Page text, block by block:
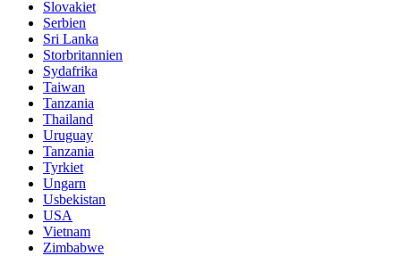
Slovakiet
Serbien
Sri Lanka
Storbritannien
Sydafrika
Taiwan
Tanzania
Thailand
Uruguay
Tanzania
Tyrkiet
Ungarn
Usbekistan
USA
Vietnam
Zimbabwe